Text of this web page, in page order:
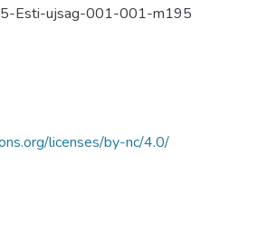
Esti-ujsag-001-001-m195
licenses/by-nc/4.0/